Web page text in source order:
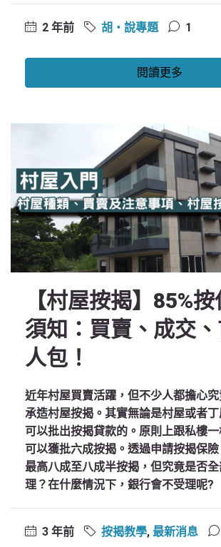
2 年前 胡‧說專題 1
閱讀更多
【村屋按揭】85%
須知：買賣、成交
人包！
近年村屋買賣活躍，但不少人都擔心
承造村屋按揭。其實無論是村屋或者
可以批出按揭貸款的。原則上跟私樓
可以獲批六成按揭。透過申請按揭保
最高八成至八成半按揭，但究竟是否
理？在什麼情況下，銀行會不受理呢?
3 年前 按揭教學, 最新消息